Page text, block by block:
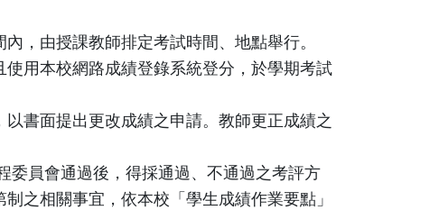
，由授課教師排定考試時間、地點舉行。
用本校網路成績登錄系統登分，於學期考試
書面提出更改成績之申請。教師更正成績之
委員會通過後，得採通過、不通過之考評方
之相關事宜，依本校「學生成績作業要點」